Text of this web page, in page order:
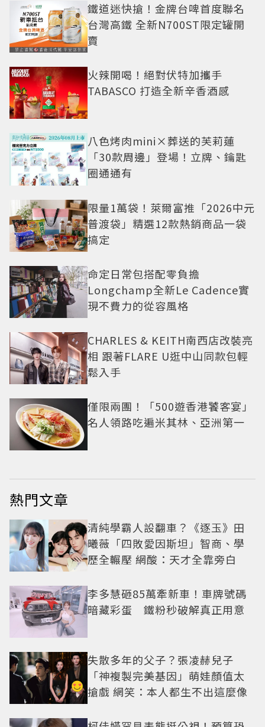
鐵道迷快搶！金牌台啤首度聯名
台灣高鐵 全新N700ST限定罐開
賣
火辣開喝！絕對伏特加攜手
TABASCO 打造全新辛香酒感
八色烤肉mini×葬送的芙莉蓮
「30款周邊」登場！立牌、鑰匙
圈通通有
限量1萬袋！萊爾富推「2026中元
普渡袋」精選12款熱銷商品一袋
搞定
命定日常包搭配零負擔
Longchamp全新Le Cadence實
現不費力的從容風格
CHARLES & KEITH南西店改裝亮
相 跟著FLARE U逛中山同款包輕
鬆入手
僅限兩團！「500遊香港饕客宴」
名人領路吃遍米其林、亞洲第一
熱門文章
清純學霸人設翻車？《逐玉》田
曦薇「四敗愛因斯坦」智商、學
歷全輾壓 網酸：天才全靠旁白
李多慧砸85萬牽新車！車牌號碼
暗藏彩蛋 鐵粉秒破解真正用意
失散多年的父子？張凌赫兒子
「神複製完美基因」萌娃顏值太
搶戲 網笑：本人都生不出這麼像